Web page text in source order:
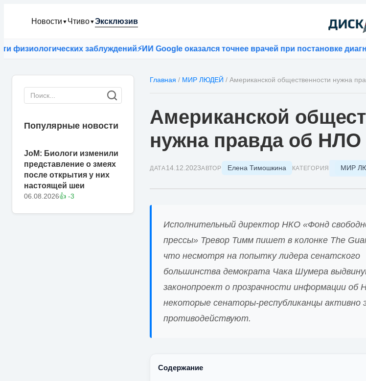
Новости ▼ Чтиво▼Эксклюзив
заблуждений⚡ ИИ Google оказался точнее врачей при постановке диагнозов по
Популярные новости
JoM: Биологи изменили
представление о змеях
после открытия у них
настоящей шеи
06.08.2026👍 -3
Главная / МИР ЛЮДЕЙ / Американской общественности нужна
Американской
нужна правда об НЛО
ДАТА14.12.2023АВТОР Елена Тимошкина КАТЕГОРИЯ МИР
Исполнительный директор НКО «Фонд
прессы» Тревор Тимм пишет в колонке The
что несмотря на попытку лидера сенатского
большинства демократа Чака Шумера
законопроект о прозрачности информации об
некоторые сенаторы-республиканцы активно
противодействуют.
Содержание